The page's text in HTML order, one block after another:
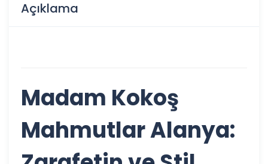
Açıklama
Madam Kokoş
Mahmutlar Alanya: